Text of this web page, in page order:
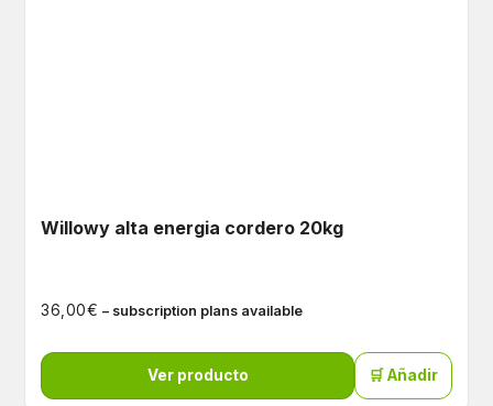
Willowy alta energia cordero 20kg
36,00€ – subscription plans available
Ver producto 🛒 Añadir